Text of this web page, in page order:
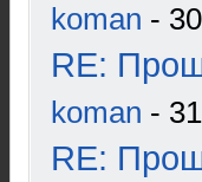
koman -
RE:
koman -
RE: